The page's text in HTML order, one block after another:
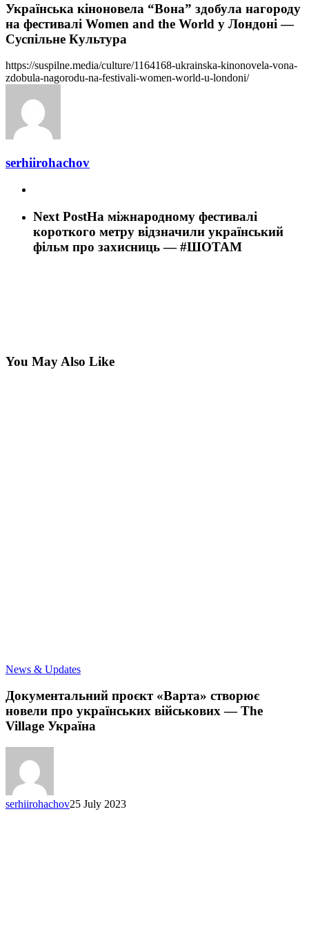
Українська кіноновела “Вона” здобула нагороду
на фестивалі Women and the World у Лондоні —
Суспільне Культура
https://suspilne.media/culture/1164168-ukrainska-kinonovela-vona-
zdobula-nagorodu-na-festivali-women-world-u-londoni/
serhiirohachov
Next PostНа міжнародному фестивалі
короткого метру відзначили український
фільм про захисниць — #ШОТАМ
You May Also Like
News & UpdatesДокументальний
«Варта»
створює
новели
про
Україна
Документальний проєкт «Варта» створює
новели про українських військових — The
Village Україна
serhiirohachov25 July 2023